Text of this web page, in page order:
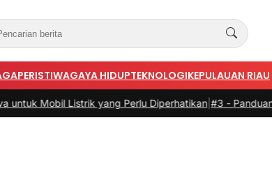
PERISTIWAGAYA HIDUPTEKNOLOGIKEPULAUAN RIAU
yang Perlu Diperhatikan|#3 -Panduan Belanja Online